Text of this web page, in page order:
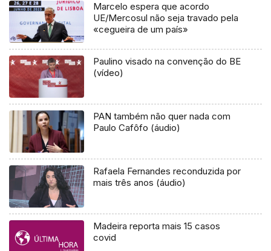
Marcelo espera que acordo
UE/Mercosul não seja travado pela
«cegueira de um país»
Paulino visado na convenção do BE
(vídeo)
PAN também não quer nada com
Paulo Cafôfo (áudio)
Rafaela Fernandes reconduzida por
mais três anos (áudio)
Madeira reporta mais 15 casos
covid